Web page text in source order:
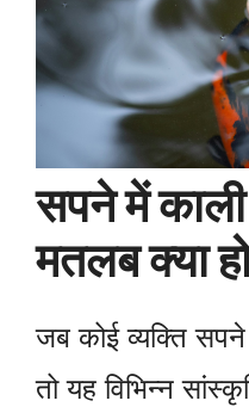
सपने में
मतलब क्या
जब कोई व्यक्ति
तो यह विभिन्न